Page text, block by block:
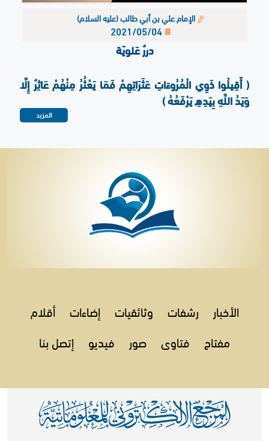
الإمام علي بن أبي طالب (عليه السلام)
2021/05/04
دررٌ عَلويّة
( أَقِيلُوا ذَوِي الْمُرُوءَاتِ عَثَرَاتِهِمْ فَمَا يَعْثُرُ مِنْهُمْ عَاثِرٌ إِلَّا
وَيَدُ اللَّهِ بِيَدِهِ يَرْفَعُهُ )
المزيد
الأخبار رشفات وثائقيات إضاءات
أقلام
مفتاح
فتاوى صور فيديو إتصل بنا